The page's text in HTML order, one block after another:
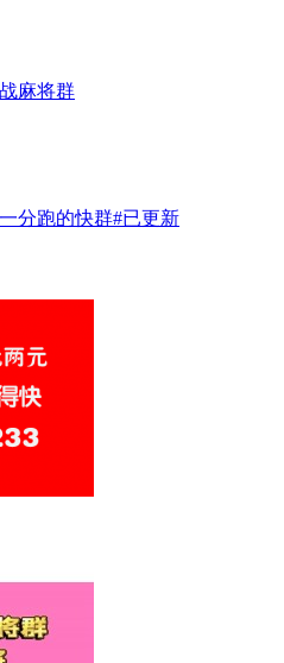
麻将群
分跑的快群#已更新